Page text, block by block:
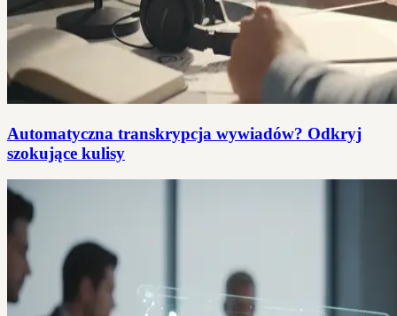
Automatyczna transkrypcja wywiadów? Odkryj
szokujące kulisy